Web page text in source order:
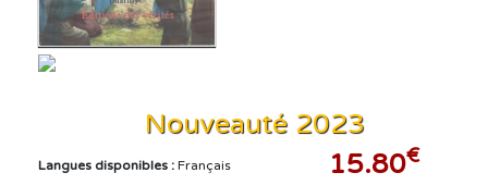
Nouveauté 2023
Langues disponibles : Français 15.80€